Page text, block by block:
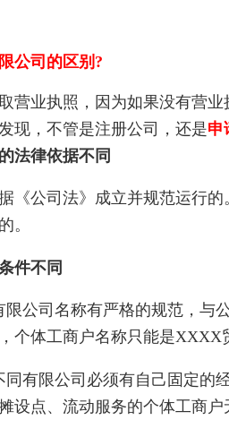
司的区别?
业执照，因为如果没有营业
现，不管是注册公司，还是申
律依据不同
公司法》成立并规范运行的
。
件不同
司名称有严格的规范，与
个体工商户名称只能是XXXX
限公司必须有自己固定的
设点、流动服务的个体工商户